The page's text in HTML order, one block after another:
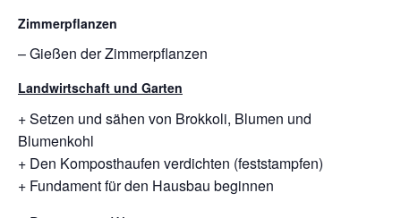
Zimmerpflanzen
– Gießen der Zimmerpflanzen
Landwirtschaft und Garten
+ Setzen und sähen von Brokkoli, Blumen und
Blumenkohl
+ Den Komposthaufen verdichten (feststampfen)
+ Fundament für den Hausbau beginnen